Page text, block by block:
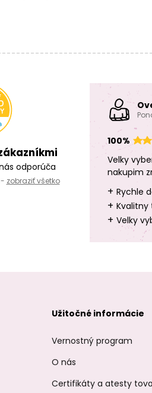
odporúča
zobraziť všetko
100%
Velky
nakupim
+ Rychle
+ Kvalitny
+ Velky
Užitočné informácie
Vernostný program
O nás
Certifikáty a atesty